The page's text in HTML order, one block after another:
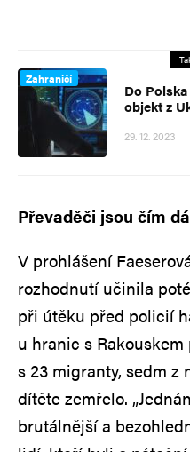
Zahraničí
Do
objekt z
29. 12. 2023
Převaděči jsou čím
V prohlášení
rozhodnutí učinila
při útěku před policií
u hranic s
s 23 migranty, sedm z
dítěte zemřelo.
brutálnější a